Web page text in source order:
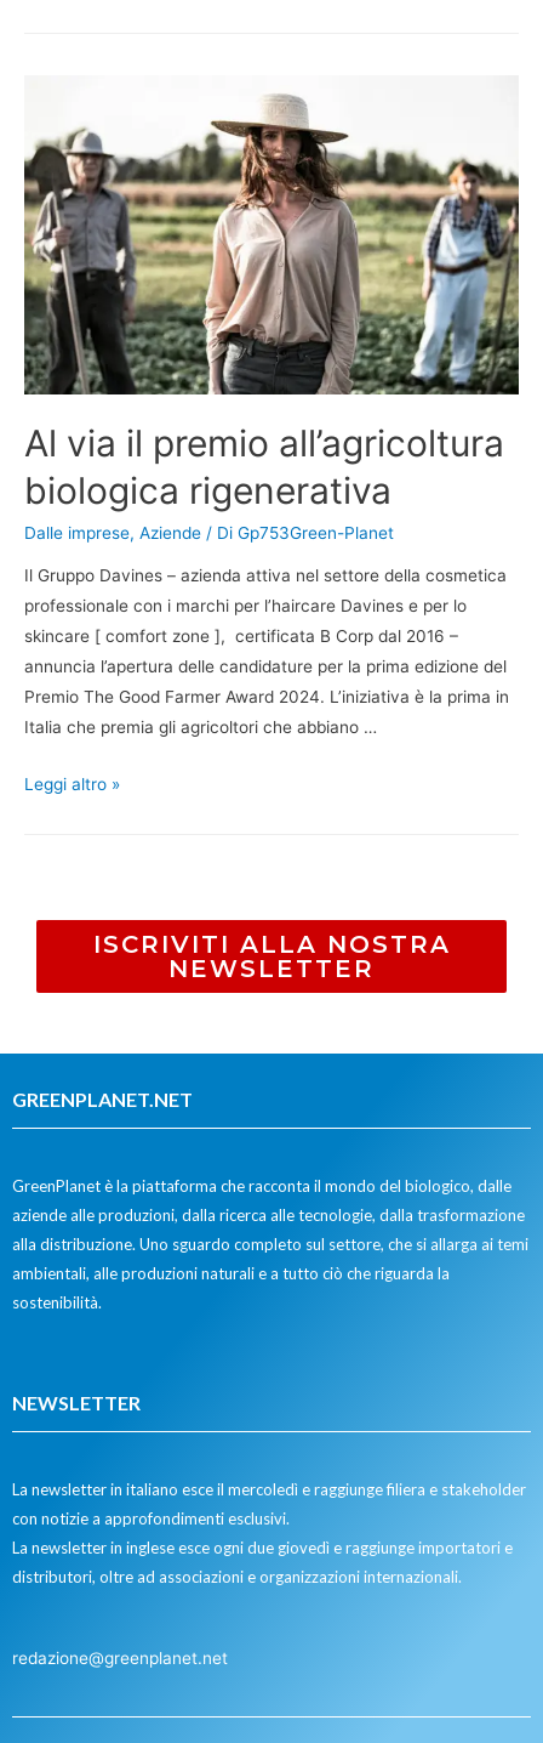
Al via il premio all’agricoltura
biologica rigenerativa
Dalle imprese, Aziende / Di Gp753Green-Planet
Il Gruppo Davines – azienda attiva nel settore della cosmetica
professionale con i marchi per l’haircare Davines e per lo
skincare [ comfort zone ], certificata B Corp dal 2016 –
annuncia l’apertura delle candidature per la prima edizione del
Premio The Good Farmer Award 2024. L’iniziativa è la prima in
Italia che premia gli agricoltori che abbiano …
Leggi altro »
ISCRIVITI ALLA NOSTRA
NEWSLETTER
GREENPLANET.NET
GreenPlanet è la piattaforma che racconta il mondo del biologico, dalle
aziende alle produzioni, dalla ricerca alle tecnologie, dalla trasformazione
alla distribuzione. Uno sguardo completo sul settore, che si allarga ai temi
ambientali, alle produzioni naturali e a tutto ciò che riguarda la
sostenibilità.
NEWSLETTER
La newsletter in italiano esce il mercoledì e raggiunge filiera e stakeholder
con notizie a approfondimenti esclusivi.
La newsletter in inglese esce ogni due giovedì e raggiunge importatori e
distributori, oltre ad associazioni e organizzazioni internazionali.
redazione@greenplanet.net